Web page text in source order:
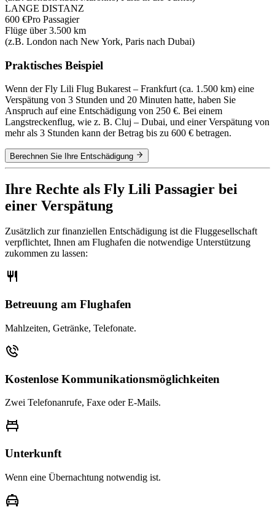
LANGE DISTANZ
600 €Pro Passagier
Flüge über 3.500 km
(z.B. London nach New York, Paris nach Dubai)
Praktisches Beispiel
Wenn der Fly Lili Flug Bukarest – Frankfurt (ca. 1.500 km) eine
Verspätung von 3 Stunden und 20 Minuten hatte, haben Sie
Anspruch auf eine Entschädigung von 250 €. Bei einem
Langstreckenflug, wie z. B. Cluj – Dubai, und einer Verspätung von
mehr als 3 Stunden kann der Betrag bis zu 600 € betragen.
Berechnen Sie Ihre Entschädigung
Ihre Rechte als Fly Lili Passagier bei
einer Verspätung
Zusätzlich zur finanziellen Entschädigung ist die Fluggesellschaft
verpflichtet, Ihnen am Flughafen die notwendige Unterstützung
zukommen zu lassen:
Betreuung am Flughafen
Mahlzeiten, Getränke, Telefonate.
Kostenlose Kommunikationsmöglichkeiten
Zwei Telefonanrufe, Faxe oder E-Mails.
Unterkunft
Wenn eine Übernachtung notwendig ist.